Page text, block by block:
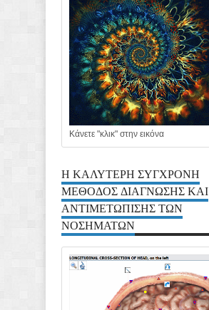
Κάνετε "κλικ" στην εικόνα
Η ΚΑΛΥΤΕΡΗ ΣΥΓΧΡΟΝΗ
ΜΕΘΟΔΟΣ ΔΙΑΓΝΩΣΗΣ ΚΑΙ
ΑΝΤΙΜΕΤΩΠΙΣΗΣ ΤΩΝ
ΝΟΣΗΜΑΤΩΝ